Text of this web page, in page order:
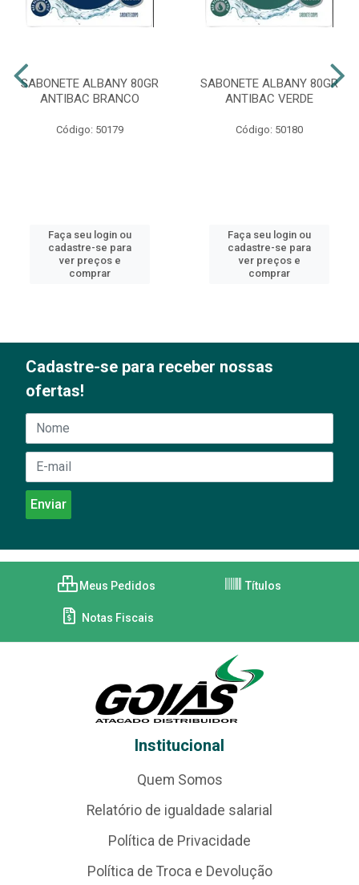
SABONETE ALBANY 80GR
ANTIBAC BRANCO
Código: 50179
Faça seu login ou
cadastre-se para
ver preços e
comprar
SABONETE ALBANY 80GR
ANTIBAC VERDE
Código: 50180
Faça seu login ou
cadastre-se para
ver preços e
comprar
Cadastre-se para receber nossas
ofertas!
Meus Pedidos Títulos
Notas Fiscais
Institucional
Quem Somos
Relatório de igualdade salarial
Política de Privacidade
Política de Troca e Devolução